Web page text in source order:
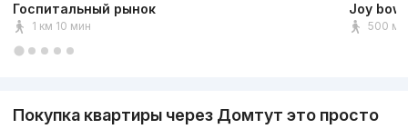
Госпитальный рынок
1 км 10 мин
Joy
500 м
Покупка квартиры через Домтут это просто